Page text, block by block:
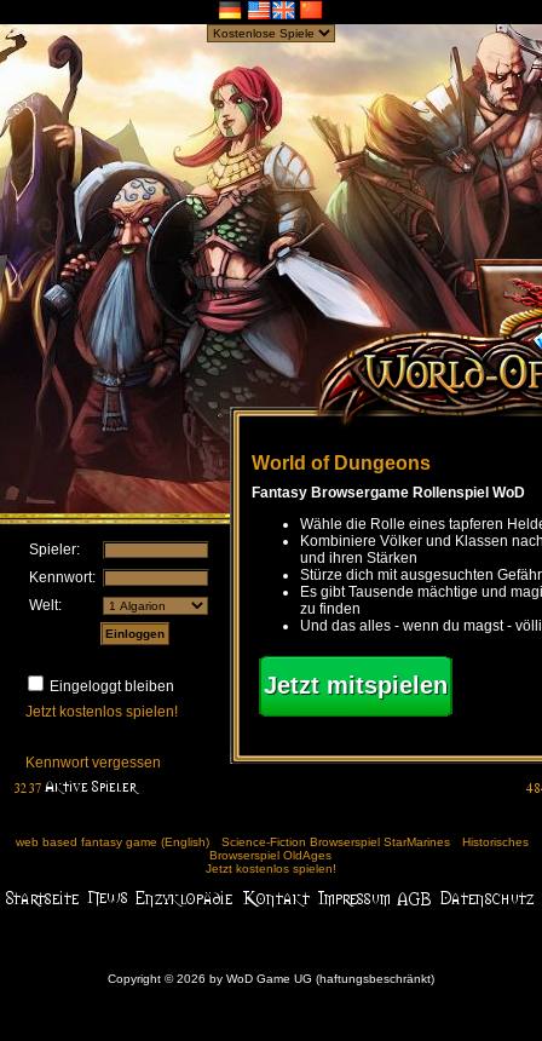
Spieler:
Kennwort:
Welt:
Eingeloggt bleiben
Jetzt kostenlos spielen!
Kennwort vergessen
World of Dungeons
Fantasy Browsergame Rollenspiel WoD
Wähle die Rolle eines tapferen
Kombiniere Völker und Klassen
und ihren Stärken
Stürze dich mit ausgesuchten
Es gibt Tausende mächtige und
zu finden
Und das alles - wenn du magst -
Jetzt mitspielen
web based fantasy game (English) Science-Fiction Browserspiel StarMarines
Historisches
Browserspiel OldAges
Jetzt kostenlos spielen!
Copyright © 2026 by WoD Game UG (haftungsbeschränkt)